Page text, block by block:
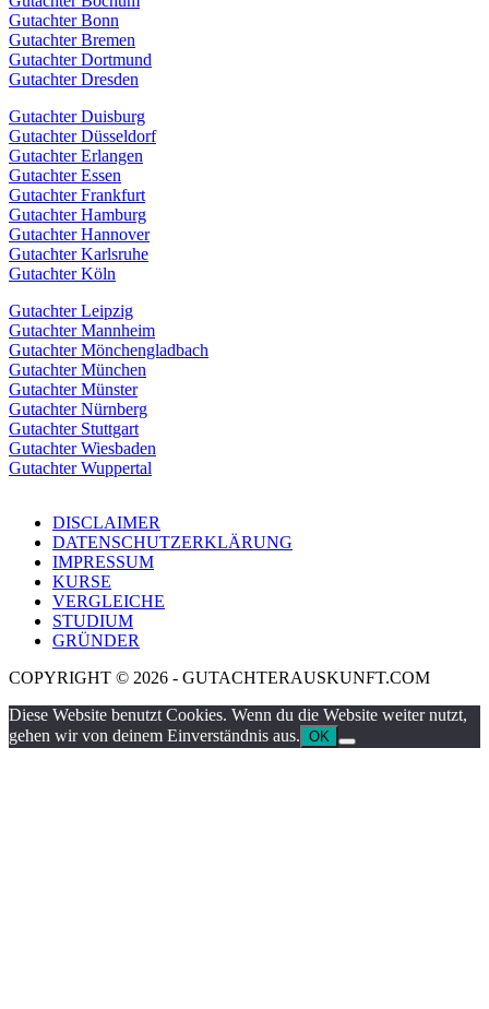
Gutachter Bonn
Gutachter Bremen
Gutachter Dortmund
Gutachter Dresden
Gutachter Duisburg
Gutachter Düsseldorf
Gutachter Erlangen
Gutachter Essen
Gutachter Frankfurt
Gutachter Hamburg
Gutachter Hannover
Gutachter Karlsruhe
Gutachter Köln
Gutachter Leipzig
Gutachter Mannheim
Gutachter Mönchengladbach
Gutachter München
Gutachter Münster
Gutachter Nürnberg
Gutachter Stuttgart
Gutachter Wiesbaden
Gutachter Wuppertal
DISCLAIMER
DATENSCHUTZERKLÄRUNG
IMPRESSUM
KURSE
VERGLEICHE
STUDIUM
GRÜNDER
COPYRIGHT © 2026 - GUTACHTERAUSKUNFT.COM
Diese Website benutzt Cookies. Wenn du die Website weiter nutzt,
gehen wir von deinem Einverständnis aus. OK